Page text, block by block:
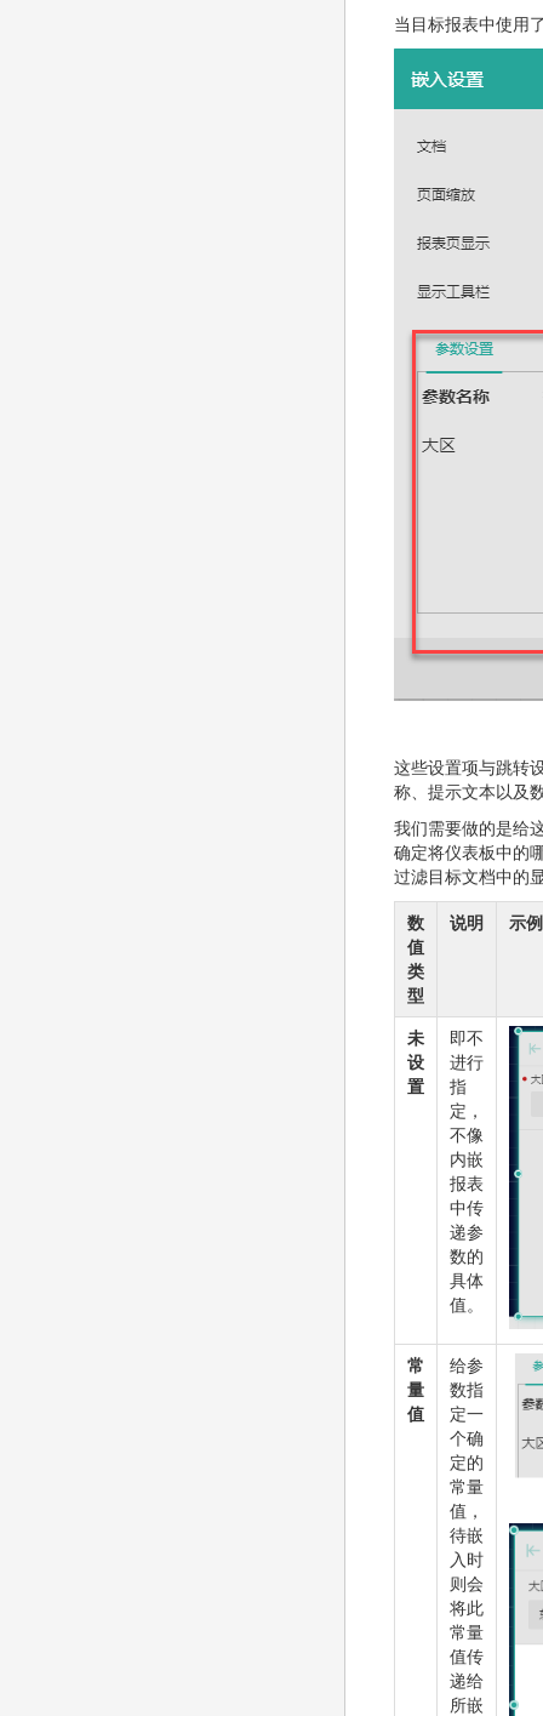
当目标报表中使用
这些设置项与跳转
称、提示文本以及
我们需要做的是给
确定将仪表板中的
过滤目标文档中的
数
值
类
型
说明 示例
未
设
置
即不
进行
指
定，
不像
内嵌
报表
中传
递参
数的
具体
值。
常
量
值
给参
数指
定一
个确
定的
常量
值，
待嵌
入时
则会
将此
常量
值传
递给
所嵌